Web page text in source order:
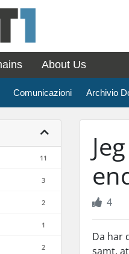
About Us
Comunicazioni Archivio
11
3
2
1
2
4
Da har
samt.